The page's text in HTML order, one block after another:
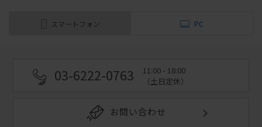
スマートフォン PC
03-6222-0763
11:00 - 18:00
（土日定休）
お問い合わせ